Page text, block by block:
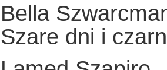
Bella
Szare dni i